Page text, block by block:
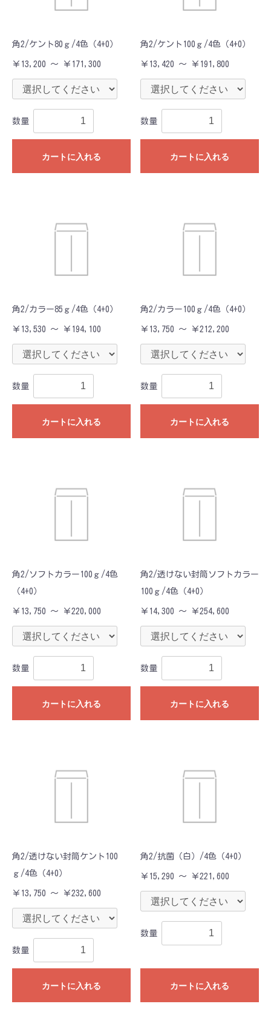
角2/ケント80ｇ/4色（4+0）
￥13,200 ～ ￥171,300
数量
カートに入れる
角2/ケント100ｇ/4色（4+0）
￥13,420 ～ ￥191,800
数量
カートに入れる
角2/カラー85ｇ/4色（4+0）
￥13,530 ～ ￥194,100
数量
カートに入れる
角2/カラー100ｇ/4色（4+0）
￥13,750 ～ ￥212,200
数量
カートに入れる
角2/ソフトカラー100ｇ/4色
（4+0）
￥13,750 ～ ￥220,000
数量
カートに入れる
角2/透けない封筒ソフトカラー
100ｇ/4色（4+0）
￥14,300 ～ ￥254,600
数量
カートに入れる
角2/透けない封筒ケント100
ｇ/4色（4+0）
￥13,750 ～ ￥232,600
数量
カートに入れる
角2/抗菌（白）/4色（4+0）
￥15,290 ～ ￥221,600
数量
カートに入れる